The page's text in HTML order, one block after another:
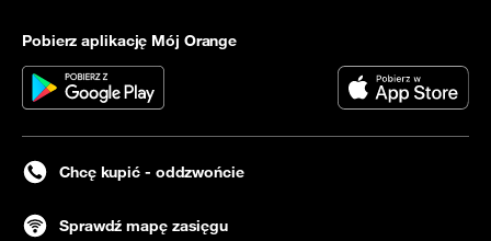
Pobierz aplikację Mój Orange
Chcę kupić - oddzwońcie
Sprawdź mapę zasięgu